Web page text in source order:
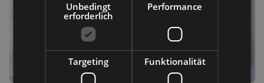
Unbedingt
erforderlich
Performance
Targeting Funktionalität